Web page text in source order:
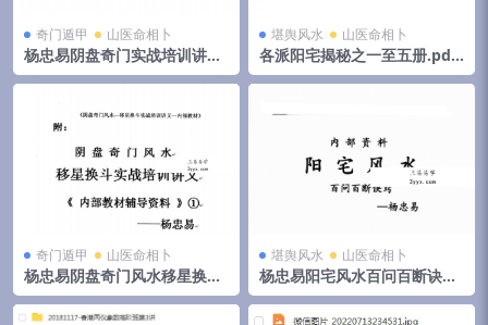
奇门遁甲 山医命相卜
杨忠易阴盘奇门实战培训讲义.
pdf 174页高清电子版 百度云
堪舆风水 山医命相卜
各派阳宅揭秘之一至五册.pdf
郭伯阳 百度云下载！
奇门遁甲 山医命相卜
杨忠易阴盘奇门风水移星换斗
实战培训讲义.pdf 92页 百度
云
堪舆风水 山医命相卜
杨忠易阳宅风水百问百断诀窍
132页.pdf 资料合集 百度云下
载！